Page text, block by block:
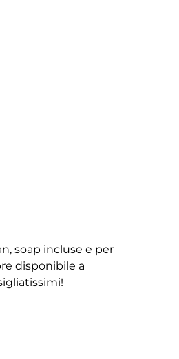
soap incluse e per
disponibile a